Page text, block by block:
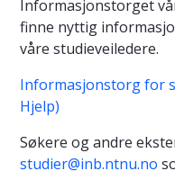
Informasjonstorget
finne nyttig
våre studieveiledere.
Informasjonstorg for
Hjelp)
Søkere og andre
studier@inb.ntnu.no